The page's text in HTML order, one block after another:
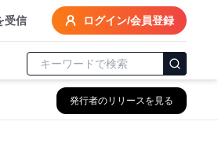
受信 ログイン/会員登録
発行者のリリースを見る